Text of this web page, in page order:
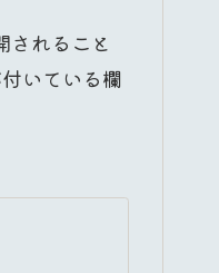
されること
いている欄